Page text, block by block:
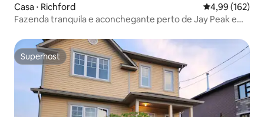
Casa ⋅ Richford 4,99 de uma
4,99 (162)
Fazenda tranquila e aconchegante perto de Jay Peak e
Superhost
Superhost